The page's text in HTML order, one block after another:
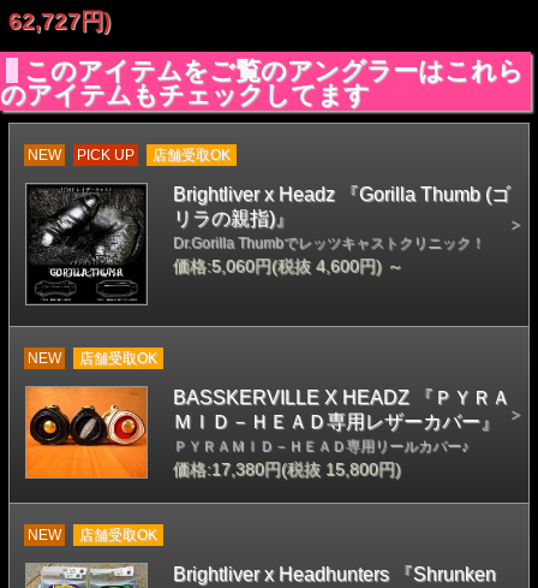
62,727円)
このアイテムをご覧のアングラーはこれら
のアイテムもチェックしてます
NEW PICK UP 店舗受取OK
Brightliver x Headz 『Gorilla Thumb (ゴ
リラの親指)』
Dr.Gorilla Thumbでレッツキャストクリニック！
価格:5,060円(税抜 4,600円) ～
NEW 店舗受取OK
BASSKERVILLE X HEADZ 『ＰＹＲＡ
ＭＩＤ－ＨＥＡＤ専用レザーカバー』
ＰＹＲＡＭＩＤ－ＨＥＡＤ専用リールカバー♪
価格:17,380円(税抜 15,800円)
NEW 店舗受取OK
Brightliver x Headhunters 『Shrunken